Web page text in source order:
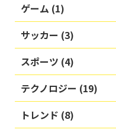
ゲーム (1)
サッカー (3)
スポーツ (4)
テクノロジー (19)
トレンド (8)